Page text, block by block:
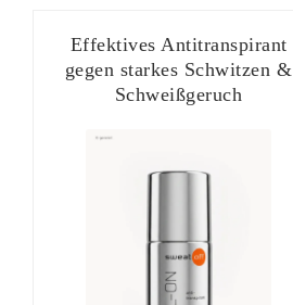
Effektives Antitranspirant
gegen starkes Schwitzen &
Schweißgeruch